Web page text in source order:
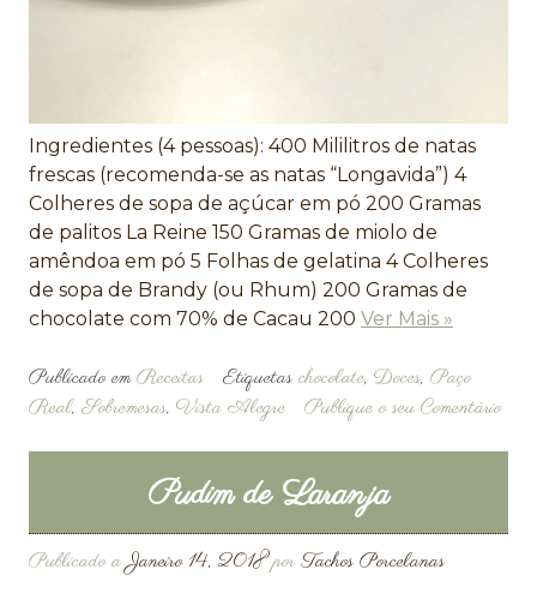
Ingredientes (4 pessoas): 400 Mililitros de natas
frescas (recomenda-se as natas “Longavida”) 4
Colheres de sopa de açúcar em pó 200 Gramas
de palitos La Reine 150 Gramas de miolo de
amêndoa em pó 5 Folhas de gelatina 4 Colheres
de sopa de Brandy (ou Rhum) 200 Gramas de
chocolate com 70% de Cacau 200 Ver Mais »
Publicado emReceitas Etiquetas chocolate, Doces, Paço
Real, Sobremesas, Vista Alegre Publique o seu Comentário
Pudim de Laranja
Publicado aJaneiro 14, 2018por Tachos Porcelanas